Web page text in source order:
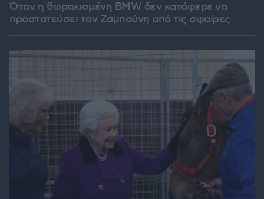
Όταν η θωρακισμένη BMW δεν κατάφερε να
προστατεύσει τον Ζαμπούνη από τις σφαίρες